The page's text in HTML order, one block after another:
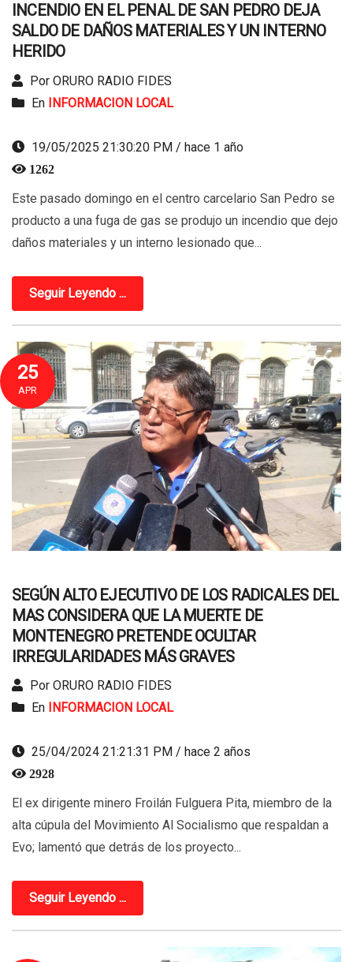
INCENDIO EN EL PENAL DE SAN PEDRO DEJA
SALDO DE DAÑOS MATERIALES Y UN INTERNO
HERIDO
Por ORURO RADIO FIDES
En INFORMACION LOCAL
19/05/2025 21:30:20 PM / hace 1 año
1262
Este pasado domingo en el centro carcelario San Pedro se
producto a una fuga de gas se produjo un incendio que dejo
daños materiales y un interno lesionado que...
Seguir Leyendo ...
25
APR
SEGÚN ALTO EJECUTIVO DE LOS RADICALES DEL
MAS CONSIDERA QUE LA MUERTE DE
MONTENEGRO PRETENDE OCULTAR
IRREGULARIDADES MÁS GRAVES
Por ORURO RADIO FIDES
En
INFORMACION LOCAL
25/04/2024 21:21:31 PM / hace 2 años
2928
El ex dirigente minero Froilán Fulguera Pita, miembro de la
alta cúpula del Movimiento Al Socialismo que respaldan a
Evo; lamentó que detrás de los proyecto...
Seguir Leyendo ...